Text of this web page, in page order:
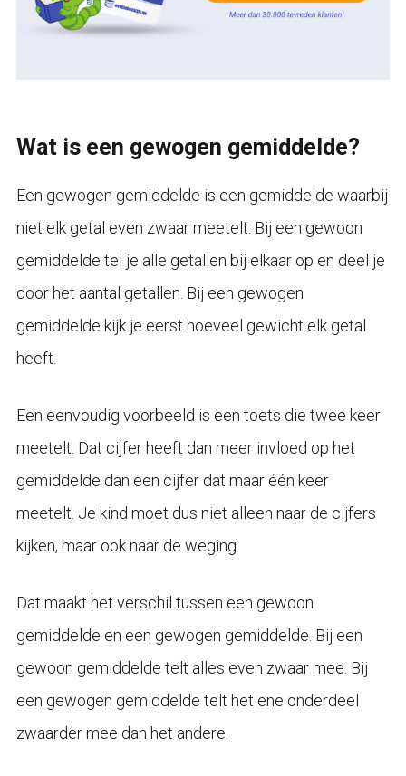
Wat is een gewogen gemiddelde?
Een gewogen gemiddelde is een gemiddelde waarbij
niet elk getal even zwaar meetelt. Bij een gewoon
gemiddelde tel je alle getallen bij elkaar op en deel je
door het aantal getallen. Bij een gewogen
gemiddelde kijk je eerst hoeveel gewicht elk getal
heeft.
Een eenvoudig voorbeeld is een toets die twee keer
meetelt. Dat cijfer heeft dan meer invloed op het
gemiddelde dan een cijfer dat maar één keer
meetelt. Je kind moet dus niet alleen naar de cijfers
kijken, maar ook naar de weging.
Dat maakt het verschil tussen een gewoon
gemiddelde en een gewogen gemiddelde. Bij een
gewoon gemiddelde telt alles even zwaar mee. Bij
een gewogen gemiddelde telt het ene onderdeel
zwaarder mee dan het andere.